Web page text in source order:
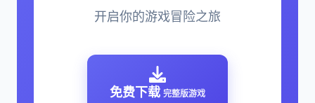
开启你的游戏冒险之旅
免费下载 完整版游戏